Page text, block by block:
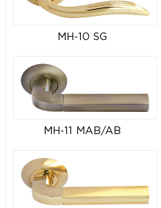
MH-10 SG
MH-11 MAB/AB